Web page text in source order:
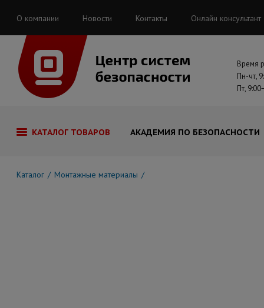
О компании Новости Контакты Онлайн консультант
Время
Пн-чт,
Пт,
КАТАЛОГ ТОВАРОВ АКАДЕМИЯ ПО БЕЗОПАСНОСТИ
Каталог Монтажные материалы